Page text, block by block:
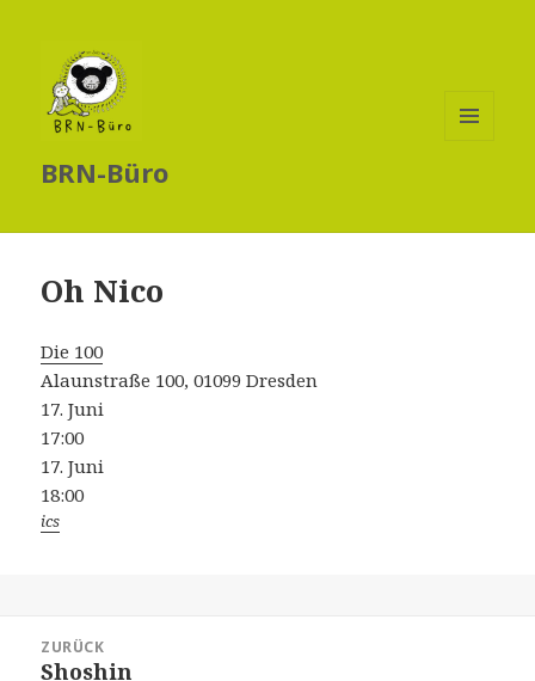
BRN-Büro
Oh Nico
Die 100
Alaunstraße 100, 01099 Dresden
17. Juni
17:00
17. Juni
18:00
ics
ZURÜCK
Vorheriger
Shoshin